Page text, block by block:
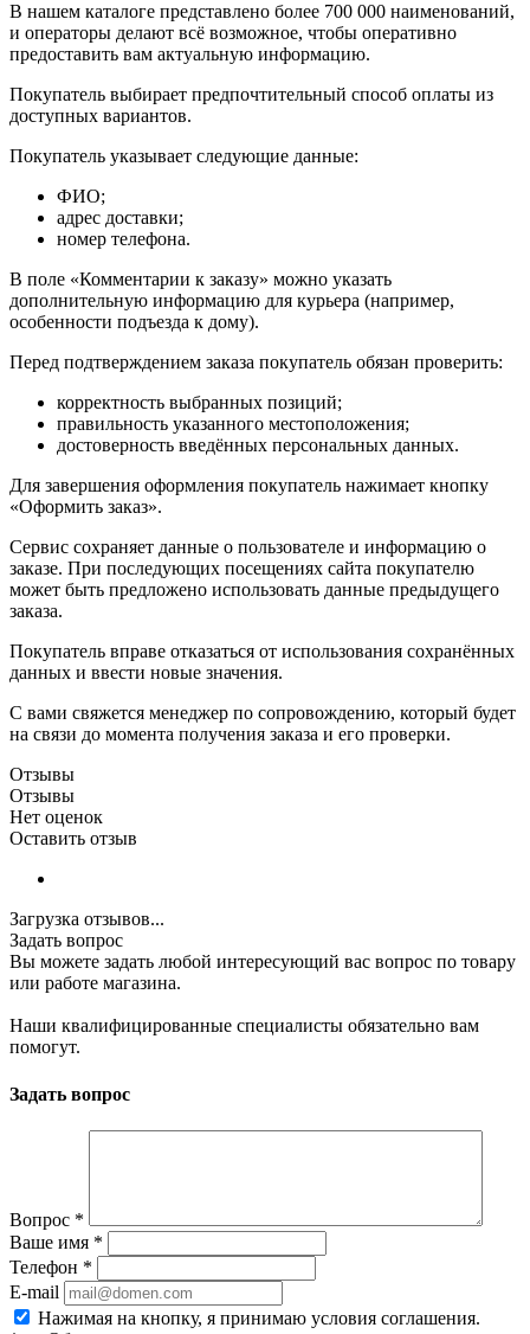
В нашем каталоге представлено более 700 000 наименований,
и операторы делают всё возможное, чтобы оперативно
предоставить вам актуальную информацию.
Покупатель выбирает предпочтительный способ оплаты из
доступных вариантов.
Покупатель указывает следующие данные:
ФИО;
адрес доставки;
номер телефона.
В поле «Комментарии к заказу» можно указать
дополнительную информацию для курьера (например,
особенности подъезда к дому).
Перед подтверждением заказа покупатель обязан проверить:
корректность выбранных позиций;
правильность указанного местоположения;
достоверность введённых персональных данных.
Для завершения оформления покупатель нажимает кнопку
«Оформить заказ».
Сервис сохраняет данные о пользователе и информацию о
заказе. При последующих посещениях сайта покупателю
может быть предложено использовать данные предыдущего
заказа.
Покупатель вправе отказаться от использования сохранённых
данных и ввести новые значения.
С вами свяжется менеджер по сопровождению, который будет
на связи до момента получения заказа и его проверки.
Отзывы
Отзывы
Нет оценок
Оставить отзыв
Загрузка отзывов...
Задать вопрос
Вы можете задать любой интересующий вас вопрос по товару
или работе магазина.
Наши квалифицированные специалисты обязательно вам
помогут.
Задать вопрос
Вопрос *
Ваше имя *
Телефон *
E-mail
Нажимая на кнопку, я принимаю условия соглашения.